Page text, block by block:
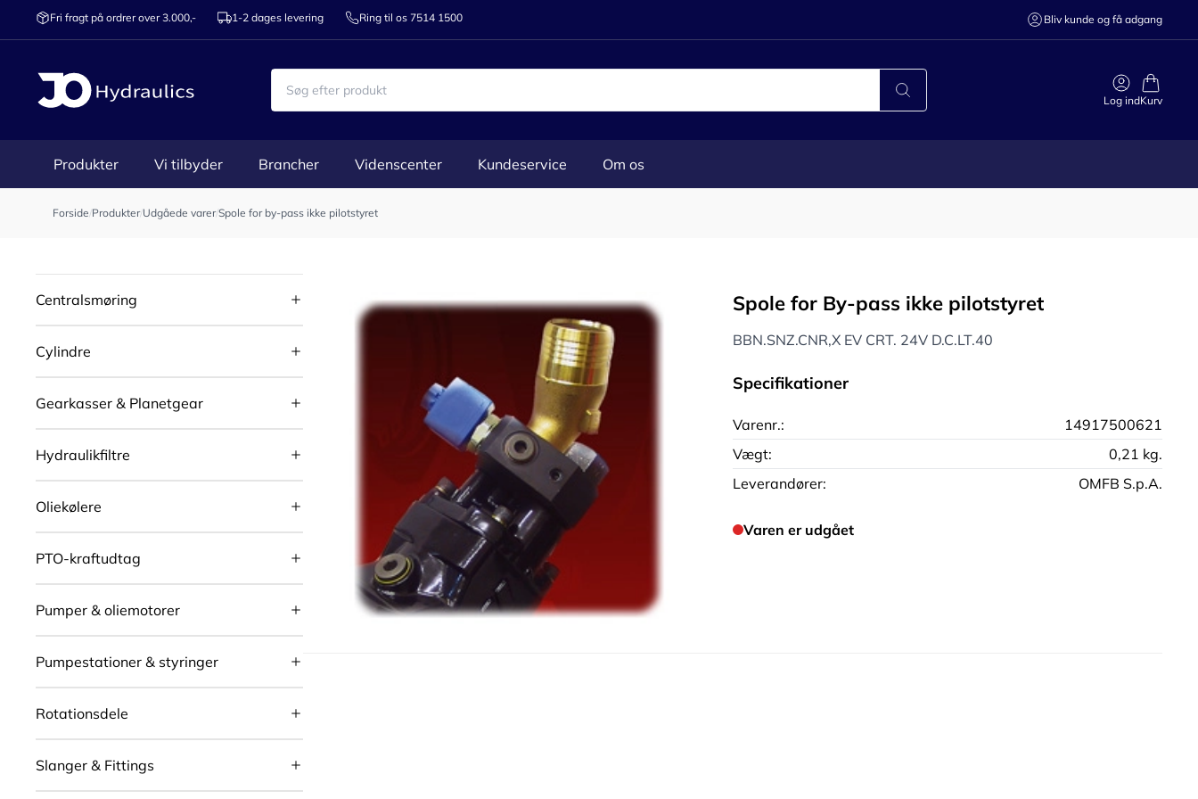
Fri fragt på ordrer over 3.000,- 1-2 dages levering Ring til os 7514 1500 Bliv kunde og få adgang
Log indKurv
Produkter Vi tilbyder Brancher Videnscenter Kundeservice Om os
Forside/Produkter/Udgåede varer/Spole for by-pass ikke pilotstyret
Centralsmøring
Cylindre
Gearkasser & Planetgear
Hydraulikfiltre
Oliekølere
PTO-kraftudtag
Pumper & oliemotorer
Pumpestationer & styringer
Rotationsdele
Slanger & Fittings
Spole for By-pass ikke pilotstyret
BBN.SNZ.CNR,X EV CRT. 24V D.C.LT.40
Specifikationer
Varenr.:
14917500621
Vægt:
0,21 kg.
Leverandører:
OMFB S.p.A.
Varen er udgået